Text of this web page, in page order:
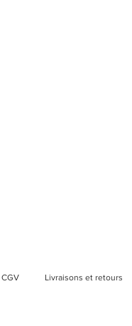
CGV Livraisons et retours